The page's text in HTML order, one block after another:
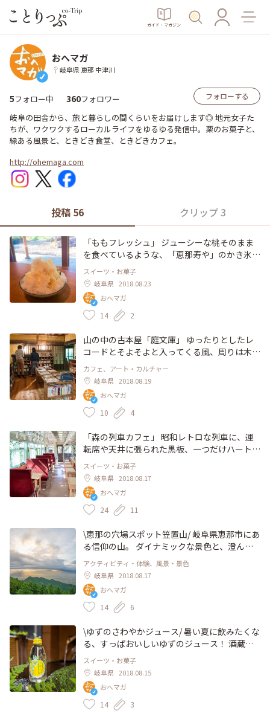
ガイド・マガジン
おへマガ
岐阜県 恵那 中津川
5フォロー中 360フォロワー フォローする
岐阜の田舎から、旅と暮らしの間くらいをお届けします◎ 地元女子た
ちが、ワクワクするローカルライフをゆるゆる発信中。栗のお菓子と、
緑ある風景と、ときどき食堂、ときどきカフェ。
http://ohemaga.com
投稿 56 クリップ 3
「ももフレッシュ」 ジューシーな桃そのまま
を食べているような、「恵那寿や」のかき氷！
桃の甘みがふわふわの氷と合わさって、口に入
れた瞬間、とっても幸せな気分でした…。 期
間限定で、しかも一部店舗でしか販売されてい
ないみたいです！ 夏が終わる前に、ぜひまた
訪れたいです😋 #夏色探し #かき氷 #夏 #岐阜 #
スイーツ・お菓子
岐阜県 2018.08.23
おへマガ
14 2
山の中の古本屋「庭文庫」 ゆったりとしたレ
コードとそよそよと入ってくる風、周りは木に
囲まれて、風鈴がつるされる縁側からは木曽川
が… そんな雰囲気の中で、古本達をゆっくり
読めるのが、岐阜県恵那市にある”庭文庫”で
す。 カフェもやっていて、店主こだわりのコ
ーヒーが美味しかったです✨ とっても仲の良
に通いたくなります☺️ #岐阜 #恵那 #笠置町 #
古本屋 #夏旅 #夏色 #cafe
カフェ、アート・カルチャー
岐阜県 2018.08.19
おへマガ
10 4
「森の列車カフェ」 昭和レトロな列車に、運
転席や天井に張られた黒板、一つだけハートの
形のつりざお…。 緑豊かな山岡駅近くにぽつ
んと置かれた 列車は、「山岡駅かんてんか
ん」の料理が楽しめる、”森の列車カフェ”なん
です。 その不思議な空間が、なんだか居心地
がよくて、つい長居しちゃいます。 #岐阜 #恵
スイーツ・お菓子
岐阜県 2018.08.17
おへマガ
24 11
\恵那の穴場スポット笠置山/ 岐阜県恵那市にあ
る信仰の山。 ダイナミックな景色と、澄んだ
空気がとっても気持ち良いんです。 運がいい
と頂上からは、朝日とともに見渡す限りの雲海
が望めます。 山の新鮮な空気を吸ってリフレ
ッシュしたいときに♪ #岐阜 #恵那 #中津川 #
笠置山 #朝日 #雲海 #リフレッシュ
アクティビティ・体験、風景・景色
岐阜県 2018.08.17
おへマガ
14 6
\ゆずのさわやかジュース/ 暑い夏に飲みたくな
る、すっぱおいしいゆずのジュース！ 酒蔵の
天然水と笠置のゆずを使った夏にぴったりのさ
わやかドリンクです♪ 岩村城下町にある酒蔵
「岩村醸造」さんで買えますよ😆 #夏旅 #夏色
探し #岐阜 #恵那 #岩村 #ジュース #さわやか
スイーツ・お菓子
岐阜県 2018.08.15
おへマガ
14 3